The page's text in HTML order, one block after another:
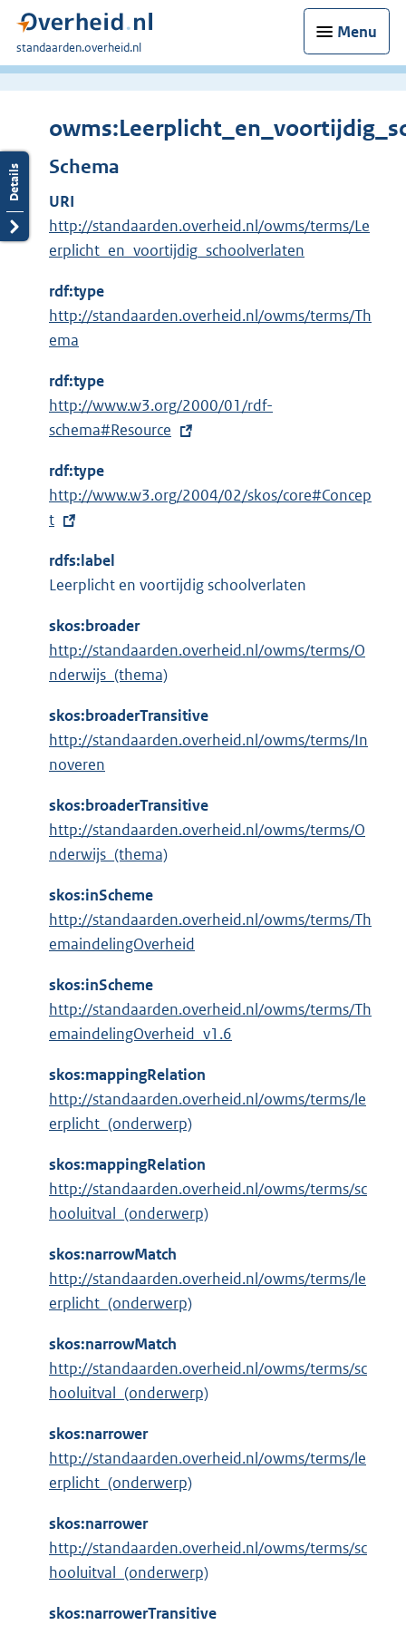
Menu
U
bent
standaarden.overheid.nl
Schema
URI
http://standaarden.overheid.nl/owms/terms/Le
erplicht_en_voortijdig_schoolverlaten
rdf:type
http://standaarden.overheid.nl/owms/terms/Th
ema
rdf:type
E
x
e
r
n
l
n
k
:
http://www.w3.org/2000/01/rdf-
schema#Resource
rdf:type
E
x
e
r
n
e
n
k
:
http://www.w3.org/2004/02/skos/core#Concep
t
rdfs:label
Leerplicht en voortijdig schoolverlaten
skos:broader
http://standaarden.overheid.nl/owms/terms/O
nderwijs_(thema)
skos:broaderTransitive
http://standaarden.overheid.nl/owms/terms/In
noveren
skos:broaderTransitive
http://standaarden.overheid.nl/owms/terms/O
nderwijs_(thema)
skos:inScheme
http://standaarden.overheid.nl/owms/terms/Th
emaindelingOverheid
skos:inScheme
http://standaarden.overheid.nl/owms/terms/Th
emaindelingOverheid_v1.6
skos:mappingRelation
http://standaarden.overheid.nl/owms/terms/le
erplicht_(onderwerp)
skos:mappingRelation
http://standaarden.overheid.nl/owms/terms/sc
hooluitval_(onderwerp)
skos:narrowMatch
http://standaarden.overheid.nl/owms/terms/le
erplicht_(onderwerp)
skos:narrowMatch
http://standaarden.overheid.nl/owms/terms/sc
hooluitval_(onderwerp)
skos:narrower
http://standaarden.overheid.nl/owms/terms/le
erplicht_(onderwerp)
skos:narrower
http://standaarden.overheid.nl/owms/terms/sc
hooluitval_(onderwerp)
skos:narrowerTransitive